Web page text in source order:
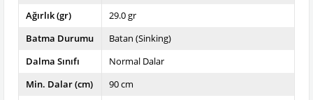
Ağırlık (gr)
29.0 gr
Batma Durumu
Batan (Sinking)
Dalma Sınıfı
Normal Dalar
Min. Dalar (cm)
90 cm